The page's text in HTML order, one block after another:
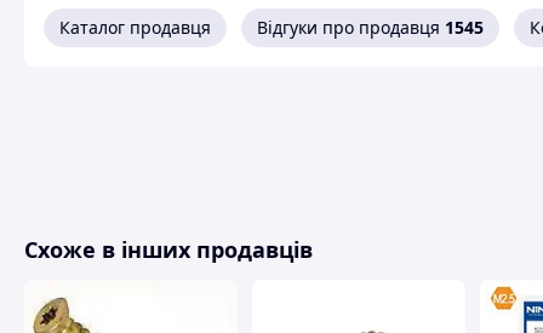
Діаметр, мм — від 2.5 до 4
Довжина, мм — від 3 до 6
Каталог продавця Відгуки про продавця 1545
Схоже в інших продавців